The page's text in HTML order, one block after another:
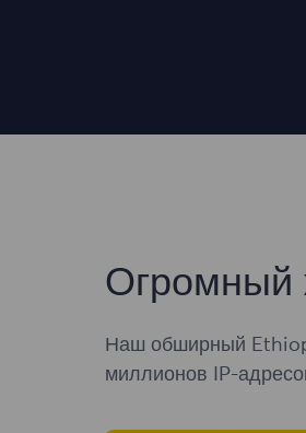
Огромный
Наш обширный
миллионов IP-